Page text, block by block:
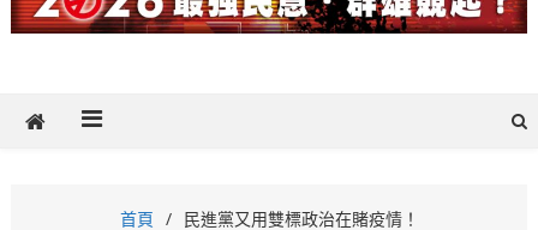
讓讀者有最多元和專業的選擇。
首頁 民進黨又用雙標政治在賭疫情！